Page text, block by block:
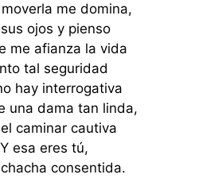
me domina,
ojos y pienso
me afianza la vida
tal seguridad
hay interrogativa
una dama tan linda,
caminar cautiva
Y esa eres tú,
consentida.